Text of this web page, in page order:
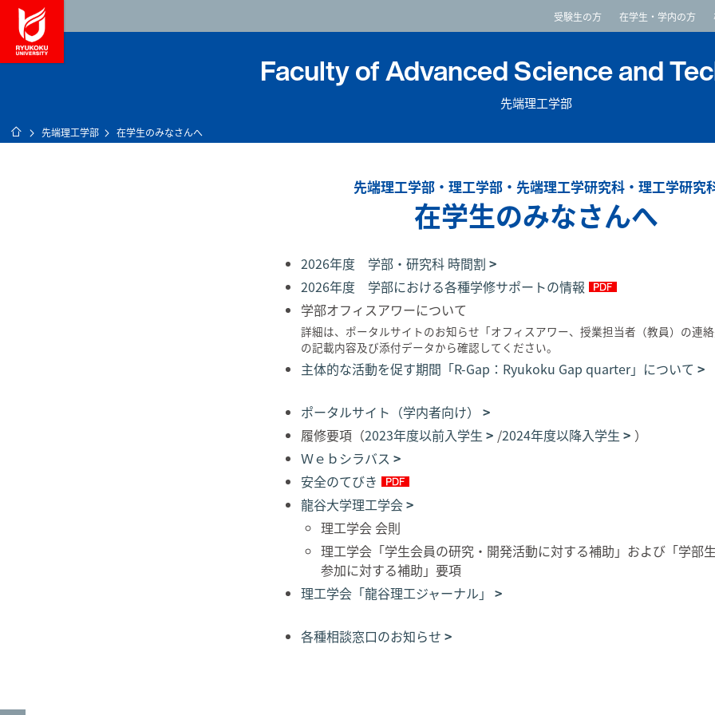
受験生の方 在学生・学内の方
Faculty of Advanced Science and
先端理工学部
ホーム
先端理工学部 在学生のみなさんへ
先端理工学部・理工学部・先端理工学研究科・理工学研究
在学生のみなさんへ
2026年度 学部・研究科 時間割
2026年度 学部における各種学修サポートの情報
学部オフィスアワーについて
詳細は、ポータルサイトのお知らせ「オフィスアワー、授業担当者（教員）の連
の記載内容及び添付データから確認してください。
主体的な活動を促す期間「R-Gap：Ryukoku Gap quarter」について
ポータルサイト（学内者向け）
履修要項（2023年度以前入学生 /2024年度以降入学生
）
Ｗｅｂシラバス
安全のてびき
龍谷大学理工学会
理工学会 会則
理工学会「学生会員の研究・開発活動に対する補助」および「学部
参加に対する補助」要項
理工学会「龍谷理工ジャーナル」
各種相談窓口のお知らせ